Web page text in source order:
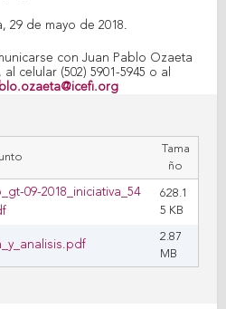
29 de mayo de 2018.
con Juan Pablo Ozaeta
celular (502) 5901-5945 o al
Tama
ño
09-2018_iniciativa_54
628.1
5 KB
2.87
MB